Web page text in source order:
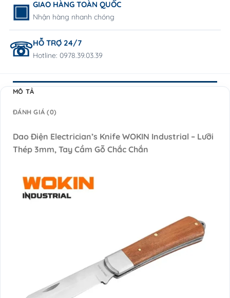
GIAO HÀNG TOÀN QUỐC
Nhận hàng nhanh chóng
HỖ TRỢ 24/7
Hotline: 0978.39.03.39
MÔ TẢ
ĐÁNH GIÁ (0)
Dao Điện Electrician’s Knife WOKIN Industrial – Lưỡi
Thép 3mm, Tay Cầm Gỗ Chắc Chắn